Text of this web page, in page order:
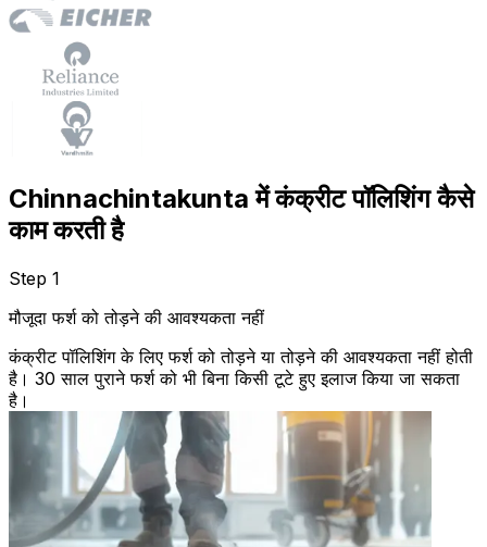
Chinnachintakunta में कंक्रीट पॉलिशिंग कैसे
काम करती है
Step 1
मौजूदा फर्श को तोड़ने की आवश्यकता नहीं
कंक्रीट पॉलिशिंग के लिए फर्श को तोड़ने या तोड़ने की आवश्यकता नहीं होती
है। 30 साल पुराने फर्श को भी बिना किसी टूटे हुए इलाज किया जा सकता
है।